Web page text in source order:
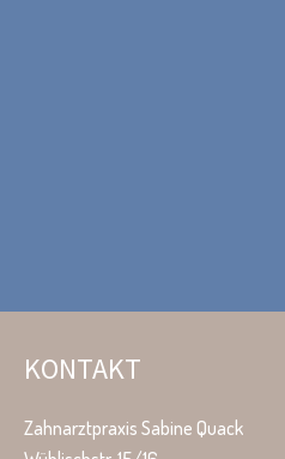
KONTAKT
Zahnarztpraxis Sabine Quack